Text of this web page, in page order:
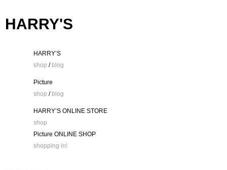
HARRY'S
HARRY’S
shop / blog
Picture
shop / blog
HARRY’S ONLINE STORE
shop
Picture ONLINE SHOP
shopping in!